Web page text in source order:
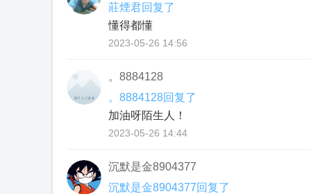
莊煙君回复了
懂得都懂
2023-05-26 14:56
。8884128
。8884128回复了
加油呀陌生人！
2023-05-26 14:44
沉默是金8904377
沉默是金8904377回复了